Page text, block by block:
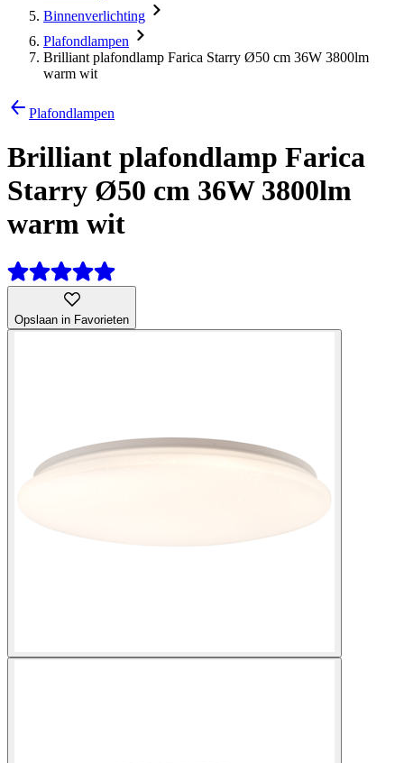
Binnenverlichting
Plafondlampen
Brilliant plafondlamp Farica Starry Ø50 cm 36W 3800lm
warm wit
Plafondlampen
Brilliant plafondlamp Farica
Starry Ø50 cm 36W 3800lm
warm wit
Opslaan in Favorieten